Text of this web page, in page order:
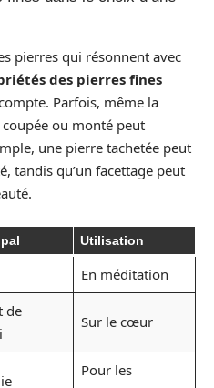
pierres qui résonnent avec
des pierres fines
Parfois, même la
ou monté peut
une pierre tachetée peut
tandis qu’un facettage peut
Utilisation
En méditation
de
Sur le cœur
Pour les